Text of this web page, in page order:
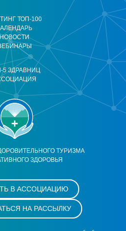
ТУРИЗМА
ЗДОРОВЬЯ
ТОП-100
НОВОСТИ
5 ЗДРАВНИЦ
В АССОЦИАЦИЮ
НА РАССЫЛКУ